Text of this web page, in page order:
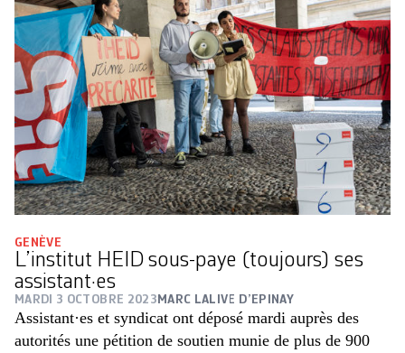
GENÈVE
L’institut HEID sous-paye (toujours) ses
assistant·es
MARDI 3 OCTOBRE 2023 MARC LALIVE D’EPINAY
Assistant·es et syndicat ont déposé mardi auprès des
autorités une pétition de soutien munie de plus de 900